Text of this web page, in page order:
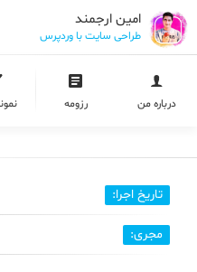
امین ارجمند
طراحی سایت با وردپرس
درباره من رزومهطراحی سایت
تاریخ اجرا:
مجری: